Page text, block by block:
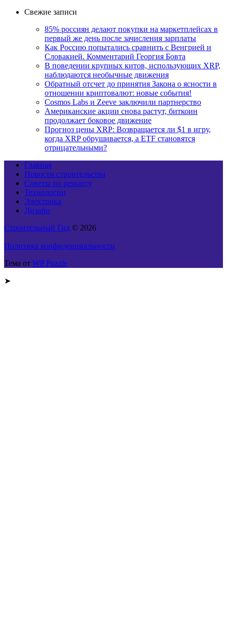
Свежие записи
85% россиян делают покупки на маркетплейсах в
первый же день после зачисления зарплаты
Как Россию попытались сравнить с Венгрией и
Словакией. Комментарий Георгия Бовта
В поведении крупных китов, использующих XRP,
наблюдаются необычные движения
Обратный отсчет до принятия Закона о ясности в
отношении криптовалют: новые события!
Cosmos Labs и Zeeve заключили партнерство
Американские акции снова растут, биткоин
продолжает боковое движение
Прогноз цены XRP: Возвращается ли $1 в игру,
когда XRP обрушивается, а ETF становятся
отрицательными?
Главная
Новости строительства
Советы по ремонту
Технологии
Электрика
Дизайн
Строительный Гид © 2026
Политика конфиденциальности
Тема от WP Puzzle
➤